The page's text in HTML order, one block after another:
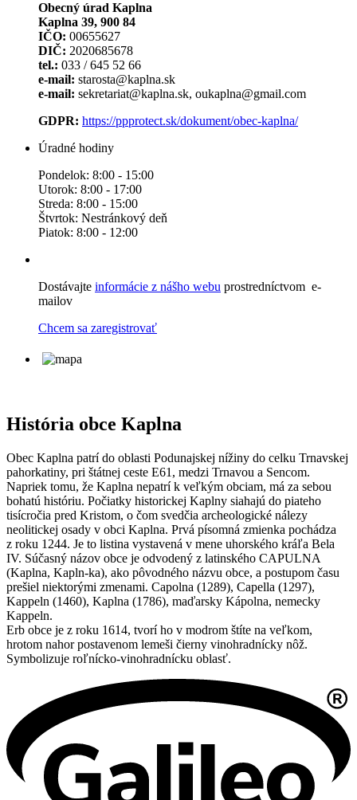
Obecný úrad Kaplna
Kaplna 39, 900 84
IČO: 00655627
DIČ: 2020685678
tel.: 033 / 645 52 66
e-mail: starosta@kaplna.sk
e-mail: sekretariat@kaplna.sk, oukaplna@gmail.com
GDPR: https://ppprotect.sk/dokument/obec-kaplna/
Úradné hodiny
Pondelok: 8:00 - 15:00
Utorok: 8:00 - 17:00
Streda: 8:00 - 15:00
Štvrtok: Nestránkový deň
Piatok: 8:00 - 12:00
Dostávajte informácie z nášho webu prostredníctvom e-
mailov
Chcem sa zaregistrovať
História obce Kaplna
Obec Kaplna patrí do oblasti Podunajskej nížiny do celku Trnavskej
pahorkatiny, pri štátnej ceste E61, medzi Trnavou a Sencom.
Napriek tomu, že Kaplna nepatrí k veľkým obciam, má za sebou
bohatú históriu. Počiatky historickej Kaplny siahajú do piateho
tisícročia pred Kristom, o čom svedčia archeologické nálezy
neolitickej osady v obci Kaplna. Prvá písomná zmienka pochádza
z roku 1244. Je to listina vystavená v mene uhorského kráľa Bela
IV. Súčasný názov obce je odvodený z latinského CAPULNA
(Kaplna, Kapln-ka), ako pôvodného názvu obce, a postupom času
prešiel niektorými zmenami. Capolna (1289), Capella (1297),
Kappeln (1460), Kaplna (1786), maďarsky Kápolna, nemecky
Kappeln.
Erb obce je z roku 1614, tvorí ho v modrom štíte na veľkom,
hrotom nahor postavenom lemeši čierny vinohradnícky nôž.
Symbolizuje roľnícko-vinohradnícku oblasť.